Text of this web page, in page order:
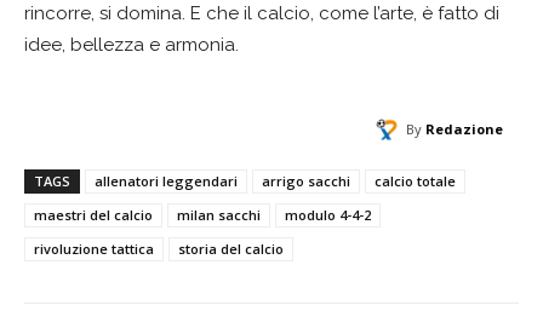
rincorre, si domina. E che il calcio, come l’arte, è fatto di
idee, bellezza e armonia.
By Redazione
TAGS allenatori leggendari arrigo sacchi
calcio totale
maestri del calcio
milan sacchi
modulo 4-4-2
rivoluzione tattica
storia del calcio